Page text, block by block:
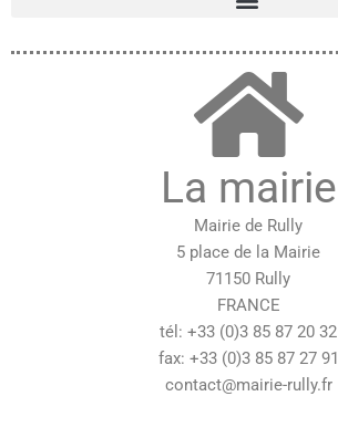
La mairie
Mairie de Rully
5 place de la Mairie
71150 Rully
FRANCE
tél: +33 (0)3 85 87 20 32
fax: +33 (0)3 85 87 27 91
contact@mairie-rully.fr